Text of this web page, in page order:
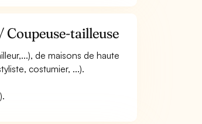
tailleuse
de maisons de haute
costumier, ...).